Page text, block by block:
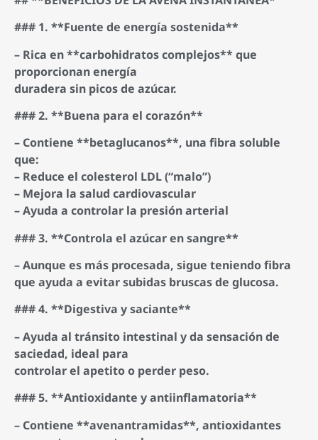
### 1. **Fuente de energía sostenida**
– Rica en **carbohidratos complejos** que
proporcionan energía
duradera sin picos de azúcar.
### 2. **Buena para el corazón**
– Contiene **betaglucanos**, una fibra soluble
que:
– Reduce el colesterol LDL (“malo”)
– Mejora la salud cardiovascular
– Ayuda a controlar la presión arterial
### 3. **Controla el azúcar en sangre**
– Aunque es más procesada, sigue teniendo fibra
que ayuda a evitar subidas bruscas de glucosa.
### 4. **Digestiva y saciante**
– Ayuda al tránsito intestinal y da sensación de
saciedad, ideal para
controlar el apetito o perder peso.
### 5. **Antioxidante y antiinflamatoria**
– Contiene **avenantramidas**, antioxidantes